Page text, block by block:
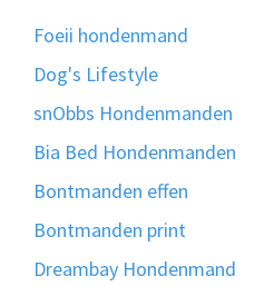
Foeii hondenmand
Dog's Lifestyle
snObbs Hondenmanden
Bia Bed Hondenmanden
Bontmanden effen
Bontmanden print
Dreambay Hondenmand